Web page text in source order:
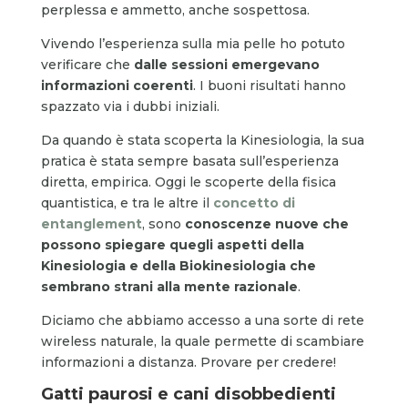
perplessa e ammetto, anche sospettosa.
Vivendo l’esperienza sulla mia pelle ho potuto
verificare che dalle sessioni emergevano
informazioni coerenti. I buoni risultati hanno
spazzato via i dubbi iniziali.
Da quando è stata scoperta la Kinesiologia, la sua
pratica è stata sempre basata sull’esperienza
diretta, empirica. Oggi le scoperte della fisica
quantistica, e tra le altre il concetto di
entanglement, sono conoscenze nuove che
possono spiegare quegli aspetti della
Kinesiologia e della Biokinesiologia che
sembrano strani alla mente razionale.
Diciamo che abbiamo accesso a una sorte di rete
wireless naturale, la quale permette di scambiare
informazioni a distanza. Provare per credere!
Gatti paurosi e cani disobbedienti